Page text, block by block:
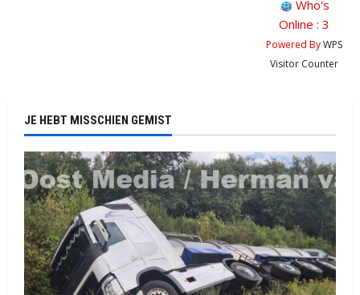
Who's
Online : 3
Powered ByWPS
Visitor Counter
JE HEBT MISSCHIEN GEMIST